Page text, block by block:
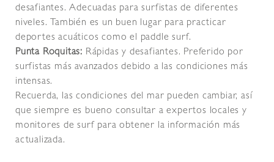
desafiantes. Adecuadas para surfistas de diferentes
niveles. También es un buen lugar para practicar
deportes acuáticos como el paddle surf.
Punta Roquitas: Rápidas y desafiantes. Preferido por
surfistas más avanzados debido a las condiciones más
intensas.
Recuerda, las condiciones del mar pueden cambiar, así
que siempre es bueno consultar a expertos locales y
monitores de surf para obtener la información más
actualizada.